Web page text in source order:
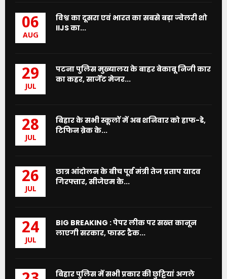
06
AUG
विश्व का दूसरा एवं भारत का सबसे बड़ा ज्वेलरी शो
IIJS का...
29
JUL
पटना पुलिस मुख्यालय के बाहर बेकाबू निजी कार
का कहर, सार्जेंट मेजर...
28
JUL
बिहार के सभी स्कूलों में अब शनिवार को हाफ-डे,
टिफिन ब्रेक के...
26
JUL
छात्र आंदोलन के बीच पूर्व मंत्री तेज प्रताप यादव
गिरफ्तार, सीजेएम के...
24
JUL
BIG BREAKING : पेपर लीक पर सख्त कानून
लाएगी सरकार, फास्ट ट्रैक...
बिहार पुलिस में सभी प्रकार की छुट्टियां अगले